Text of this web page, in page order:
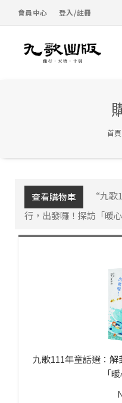
會員中心 登入/註冊
首頁
查看購物車
“九歌
行，出發囉！探訪「暖
九歌111年童話選：
「